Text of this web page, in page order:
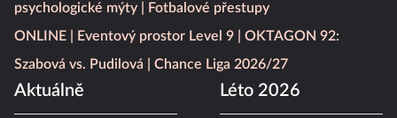
psychologické mýty
Fotbalové přestupy
ONLINE
Eventový prostor Level 9
OKTAGON 92:
Szabová vs. Pudilová
Chance Liga 2026/27
Aktuálně Léto 2026